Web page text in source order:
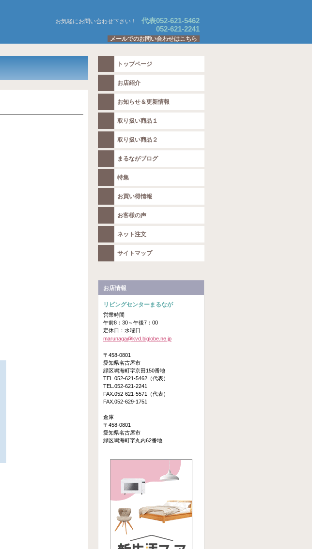
お気軽にお問い合わせ下さい！
代表052-621-5462
052-621-2241
メールでのお問い合わせはこちら
トップページ
お店紹介
お知らせ＆更新情報
取り扱い商品１
取り扱い商品２
まるながブログ
特集
お買い得情報
お客様の声
ネット注文
サイトマップ
お店情報
リビングセンターまるなが
営業時間
午前8：30～午後7：00
定休日：水曜日
marunaga@kvd.biglobe.ne.jp
〒458-0801
愛知県名古屋市
緑区鳴海町字京田150番地
TEL.052-621-5462（代表）
TEL.052-621-2241
FAX.052-621-5571（代表）
FAX.052-629-1751
倉庫
〒458-0801
愛知県名古屋市
緑区鳴海町字丸内62番地